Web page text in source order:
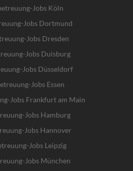
Jobs Köln
Jobs Dortmund
Jobs Dresden
Jobs Duisburg
Jobs Düsseldorf
Jobs Essen
Jobs Frankfurt am Main
Jobs Hamburg
Jobs Hannover
Jobs Leipzig
Jobs München